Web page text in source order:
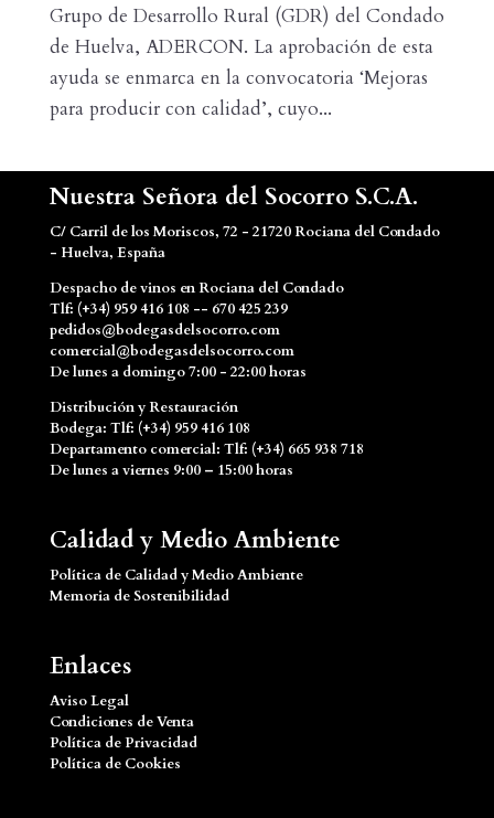
Grupo de Desarrollo Rural (GDR) del Condado
de Huelva, ADERCON. La aprobación de esta
ayuda se enmarca en la convocatoria ‘Mejoras
para producir con calidad’, cuyo...
Nuestra Señora del Socorro S.C.A.
C/ Carril de los Moriscos, 72 - 21720 Rociana del Condado
- Huelva, España
Despacho de vinos en Rociana del Condado
Tlf: (+34) 959 416 108 -- 670 425 239
pedidos@bodegasdelsocorro.com
comercial@bodegasdelsocorro.com
De lunes a domingo 7:00 - 22:00 horas
Distribución y Restauración
Bodega: Tlf: (+34) 959 416 108
Departamento comercial: Tlf: (+34) 665 938 718
De lunes a viernes 9:00 – 15:00 horas
Calidad y Medio Ambiente
Política de Calidad y Medio Ambiente
Memoria de Sostenibilidad
Enlaces
Aviso Legal
Condiciones de Venta
Política de Privacidad
Política de Cookies